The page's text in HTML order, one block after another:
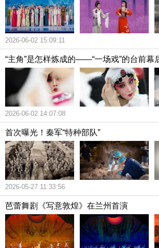
2026-06-02 15:09:11
“主角”是怎样炼成的——“一场戏”的台前幕
2026-06-02 14:07:08
首次曝光！秦军“特种部队”
2026-05-27 11:33:56
芭蕾舞剧《写意敦煌》在兰州首演